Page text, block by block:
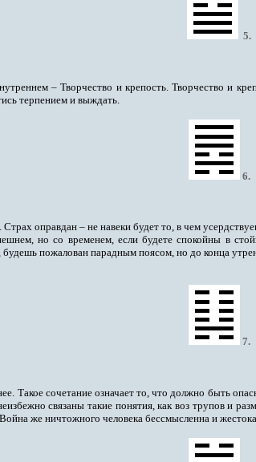
5.
– Творчество и крепость. Творчество и
терпением и выждать.
6.
оправдан – не навеки будет то, в чем
но со временем, если будете спокойны в
пожалован парадным поясом, но до конца
7.
Такое сочетание означает то, что должно быть
связаны такие понятия, как воз трупов и
же ничтожного человека бессмысленна и